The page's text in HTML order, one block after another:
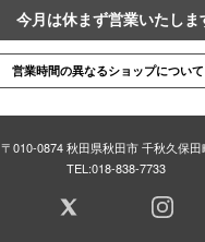
今月は休まず営業いたしま
営業時間の異なるショップについて
〒010-0874 秋田県秋田市 千秋久保田
TEL:018-838-7733